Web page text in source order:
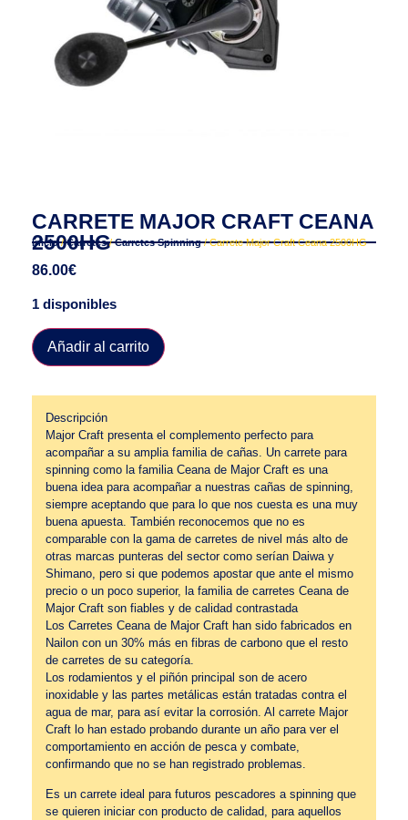
CARRETE MAJOR CRAFT CEANA
2500HG
Inicio/Carretes/Carretes Spinning/ Carrete Major Craft Ceana 2500HG
86.00€
1 disponibles
Añadir al carrito
Descripción
Major Craft presenta el complemento perfecto para
acompañar a su amplia familia de cañas. Un carrete para
spinning como la familia Ceana de Major Craft es una
buena idea para acompañar a nuestras cañas de spinning,
siempre aceptando que para lo que nos cuesta es una muy
buena apuesta. También reconocemos que no es
comparable con la gama de carretes de nivel más alto de
otras marcas punteras del sector como serían Daiwa y
Shimano, pero si que podemos apostar que ante el mismo
precio o un poco superior, la familia de carretes Ceana de
Major Craft son fiables y de calidad contrastada
Los Carretes Ceana de Major Craft han sido fabricados en
Nailon con un 30% más en fibras de carbono que el resto
de carretes de su categoría.
Los rodamientos y el piñón principal son de acero
inoxidable y las partes metálicas están tratadas contra el
agua de mar, para así evitar la corrosión. Al carrete Major
Craft lo han estado probando durante un año para ver el
comportamiento en acción de pesca y combate,
confirmando que no se han registrado problemas.
Es un carrete ideal para futuros pescadores a spinning que
se quieren iniciar con producto de calidad, para aquellos